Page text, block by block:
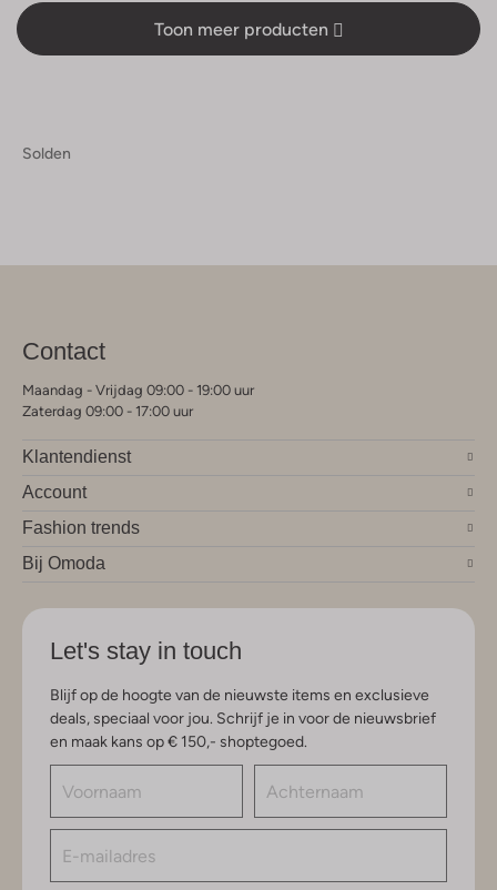
Toon meer producten
Solden
Contact
Maandag - Vrijdag 09:00 - 19:00 uur
Zaterdag 09:00 - 17:00 uur
Klantendienst
Account
Fashion trends
Bij Omoda
Let's stay in touch
Blijf op de hoogte van de nieuwste items en exclusieve
deals, speciaal voor jou. Schrijf je in voor de nieuwsbrief
en maak kans op € 150,- shoptegoed.